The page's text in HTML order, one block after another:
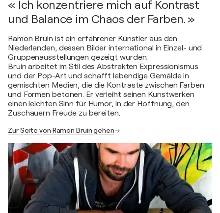
« Ich konzentriere mich auf Kontrast
und Balance im Chaos der Farben. »
Ramon Bruin ist ein erfahrener Künstler aus den
Niederlanden, dessen Bilder international in Einzel- und
Gruppenausstellungen gezeigt wurden.
Bruin arbeitet im Stil des Abstrakten Expressionismus
und der Pop-Art und schafft lebendige Gemälde in
gemischten Medien, die die Kontraste zwischen Farben
und Formen betonen. Er verleiht seinen Kunstwerken
einen leichten Sinn für Humor, in der Hoffnung, den
Zuschauern Freude zu bereiten.
Zur Seite von Ramon Bruin gehen